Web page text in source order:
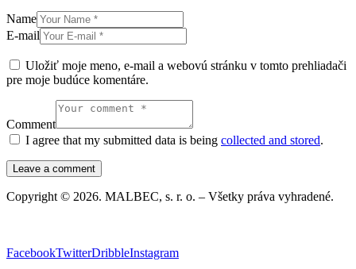
Name
E-mail
Uložiť moje meno, e-mail a webovú stránku v tomto prehliadači
pre moje budúce komentáre.
Comment
I agree that my submitted data is being collected and stored.
Copyright © 2026. MALBEC, s. r. o. – Všetky práva vyhradené.
FacebookTwitterDribbleInstagram